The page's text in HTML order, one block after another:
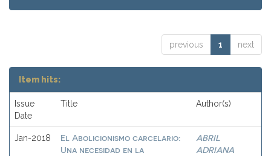
previous 1 next
Item hits:
Issue
Date
Title Author(s)
Jan-2018
El Abolicionismo carcelario:
Una necesidad en la
ABRIL
ADRIANA